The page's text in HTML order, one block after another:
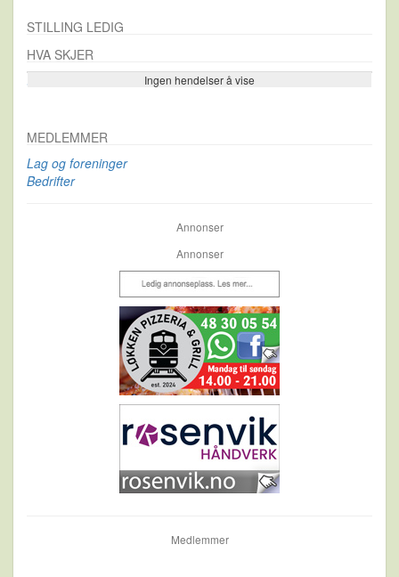
STILLING LEDIG
HVA SKJER
Ingen hendelser å vise
Se flere…
MEDLEMMER
Lag og foreninger
Bedrifter
Annonser
Annonser
Medlemmer